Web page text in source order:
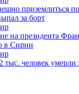
приземлиться
за борт
на президента
в Сирии
человек умерли